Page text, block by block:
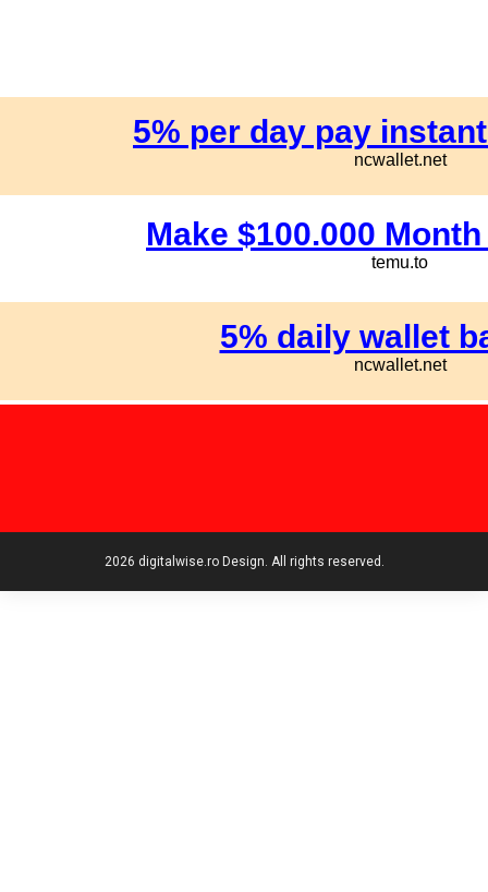
2026 digitalwise.ro Design. All rights reserved.